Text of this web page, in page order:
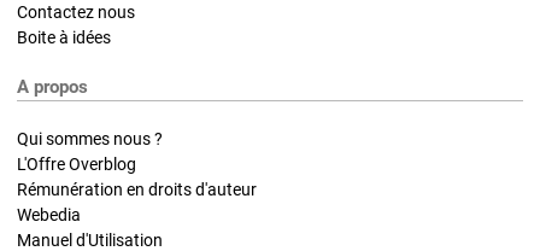
Contactez nous
Boite à idées
A propos
Qui sommes nous ?
L'Offre Overblog
Rémunération en droits d'auteur
Webedia
Manuel d'Utilisation